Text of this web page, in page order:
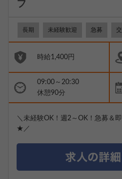
フ
長期 未経験歓迎 急募
時給1,400円
09:00～20:30
休憩90分
＼未経験OK！週2～OK！急募＆
★／